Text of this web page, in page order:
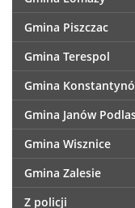
Gmina Piszczac
Gmina Terespol
Gmina
Gmina Janów
Gmina Wisznice
Gmina Zalesie
Z policji